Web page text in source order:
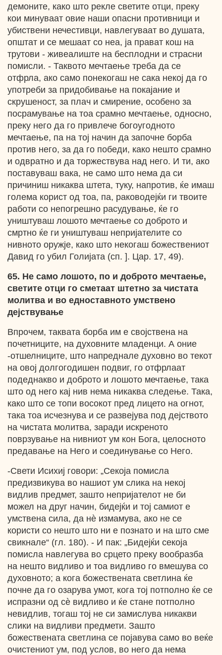
демоните, како што рекле светите отци, преку
кои минуваат овие наши опасни противници и
убиствени нечестивци, навлегуваат во душата,
општат и се мешаат со неа, ја прават кош на
трутови - живеалиште на бесплодни и страсни
помисли. - Таквото мечтаење треба да се
отфрла, ако само понекогаш не сака некој да го
употреби за придобивање на покајание и
скрушеност, за плач и смирение, особено за
посрамување на тоа срамно мечтаење, односно,
преку него да го привлече богоугодното
мечтаење, па на тој начин да започне борба
против него, за да го победи, како нешто срамно
и одвратно и да торжествува над него. И ти, ако
поставуваш вака, не само што нема да си
причиниш никаква штета, туку, напротив, ќе имаш
голема корист од тоа, па, раководејќи ги твоите
работи со непогрешно расудување, ќе го
уништуваш лошото мечтаење со доброто и
смртно ќе ги уништуваш непријателите со
нивното оружје, како што некогаш божествениот
Давид го убил Голијата (сп. ]. Цар. 17, 49).
65. Не само лошото, по и доброто мечтаење,
светите отци го сметаат штетно за чистата
молитва и во едноставното умствено
дејствување
Впрочем, таквата борба им е својствена на
почетниците, на духовните младенци. А оние
-отшелниците, што напреднале духовно во текот
на овој долгогодишен подвиг, го отфрлаат
подеднакво и доброто и лошото мечтаење, така
што од него кај нив нема никаква следење. Така,
како што се топи восокот пред лицето на огнот,
така тоа исчезнува и се развејува под дејството
на чистата молитва, заради искреното
поврзување на нивниот ум кон Бога, целосното
предавање на Него и соединување со Него.
-Свети Исихиј говори: „Секоја помисла
предизвикува во нашиот ум слика на некој
видлив предмет, зашто непријателот не би
можел на друг начин, бидејќи и тој самиот е
умствена сила, да нѐ измамува, ако не се
користи со нешто што ни е познато и на што сме
свикнале“ (гл. 180). - И пак: „Бидејќи секоја
помисла навлегува во срцето преку вообразба
на нешто видливо и тоа видливо го вмешува со
духовното; а кога божествената светлина ќе
почне да го озарува умот, кога тој потполно ќе се
испразни од сѐ видливо и ќе стане потполно
невидлив, тогаш тој не си замислува никакви
слики на видливи предмети. Зашто
божествената светлина се појавува само во веќе
очистениот ум, под услов, во него да нема